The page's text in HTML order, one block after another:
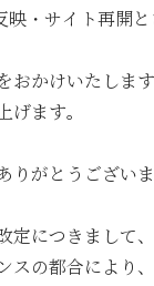
駅開業150年記
メトロde守半海
トロde守半海
・サイト再開と
かけいたします
げます。
がとうございま
定につきまして
スの都合により、